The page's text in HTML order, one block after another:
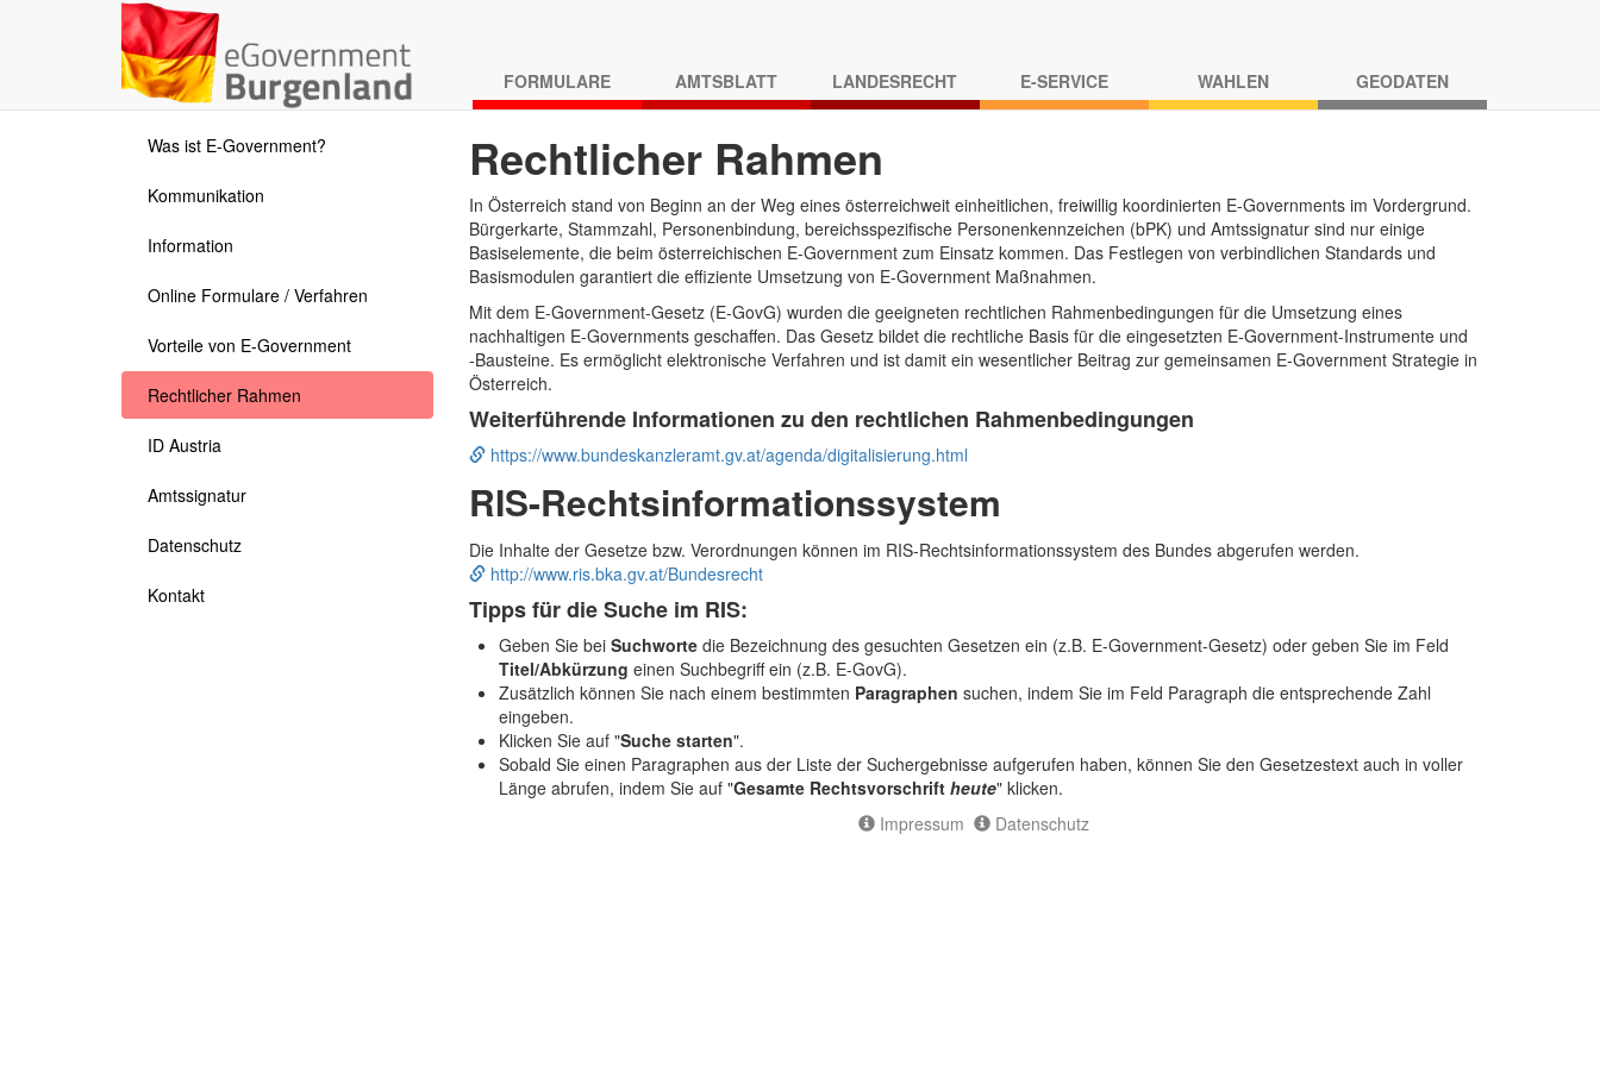
FORMULARE AMTSBLATT LANDESRECHT E-SERVICE WAHLEN GEODATEN
Was ist E-Government?
Kommunikation
Information
Online Formulare / Verfahren
Vorteile von E-Government
Rechtlicher Rahmen
ID Austria
Amtssignatur
Datenschutz
Kontakt
Rechtlicher Rahmen
In Österreich stand von Beginn an der Weg eines österreichweit einheitlichen, freiwillig koordinierten E-Governments im Vordergrund.
Bürgerkarte, Stammzahl, Personenbindung, bereichsspezifische Personenkennzeichen (bPK) und Amtssignatur sind nur einige
Basiselemente, die beim österreichischen E-Government zum Einsatz kommen. Das Festlegen von verbindlichen Standards und
Basismodulen garantiert die effiziente Umsetzung von E-Government Maßnahmen.
Mit dem E-Government-Gesetz (E-GovG) wurden die geeigneten rechtlichen Rahmenbedingungen für die Umsetzung eines
nachhaltigen E-Governments geschaffen. Das Gesetz bildet die rechtliche Basis für die eingesetzten E‑Government-Instrumente und
-Bausteine. Es ermöglicht elektronische Verfahren und ist damit ein wesentlicher Beitrag zur gemeinsamen E-Government Strategie in
Österreich.
Weiterführende Informationen zu den rechtlichen Rahmenbedingungen
https://www.bundeskanzleramt.gv.at/agenda/digitalisierung.html
RIS-Rechtsinformationssystem
Die Inhalte der Gesetze bzw. Verordnungen können im RIS-Rechtsinformationssystem des Bundes abgerufen werden.
http://www.ris.bka.gv.at/Bundesrecht
Tipps für die Suche im RIS:
Geben Sie bei Suchworte die Bezeichnung des gesuchten Gesetzen ein (z.B. E-Government-Gesetz) oder geben Sie im Feld
Titel/Abkürzung einen Suchbegriff ein (z.B. E-GovG).
Zusätzlich können Sie nach einem bestimmten Paragraphen suchen, indem Sie im Feld Paragraph die entsprechende Zahl
eingeben.
Klicken Sie auf "Suche starten".
Sobald Sie einen Paragraphen aus der Liste der Suchergebnisse aufgerufen haben, können Sie den Gesetzestext auch in voller
Länge abrufen, indem Sie auf "Gesamte Rechtsvorschrift heute" klicken.
Impressum
Datenschutz